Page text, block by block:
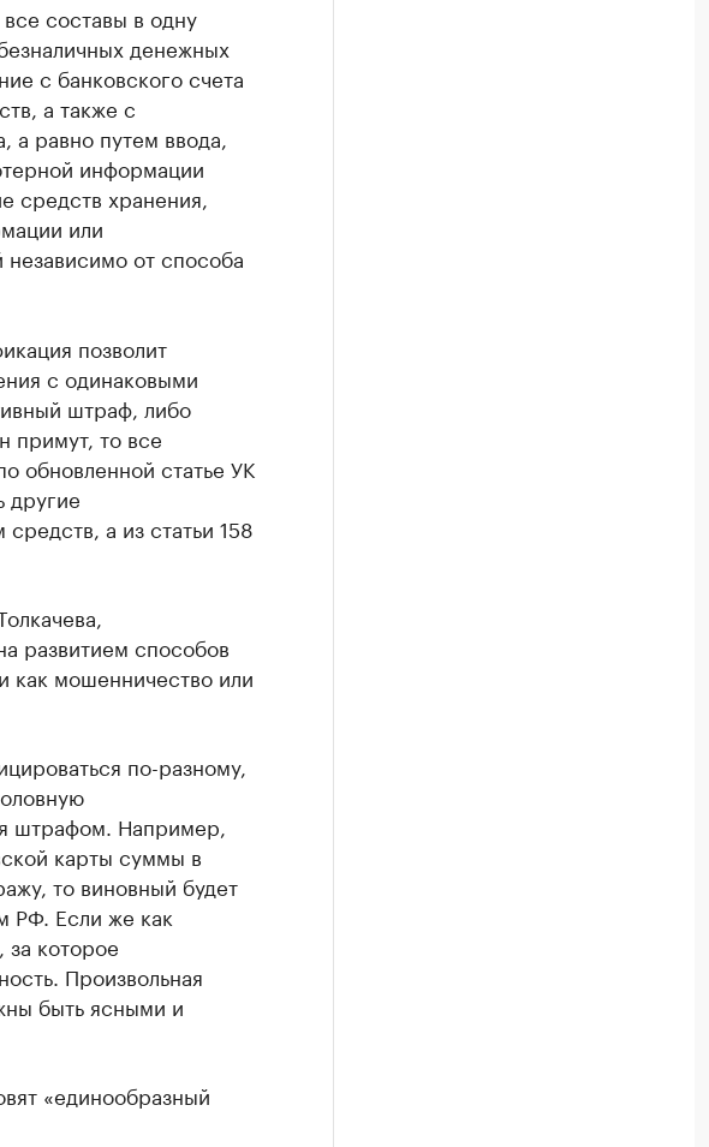
составы в одну
денежных
с банковского счета
а также с
а равно путем ввода,
информации
средств хранения,
или
от способа
позволит
с одинаковыми
штраф, либо
примут, то все
обновленной статье УК
другие
а из статьи 158
развитием способов
как мошенничество или
по-разному,
штрафом. Например,
карты суммы в
то виновный будет
РФ. Если же как
которое
Произвольная
быть ясными и
«единообразный